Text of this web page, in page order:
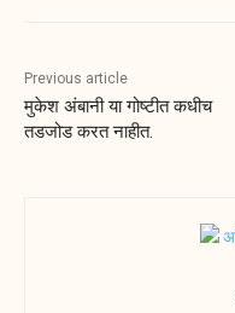
Previous article
मुकेश अंबानी या गोष्टीत कधीच
तडजोड करत नाहीत.